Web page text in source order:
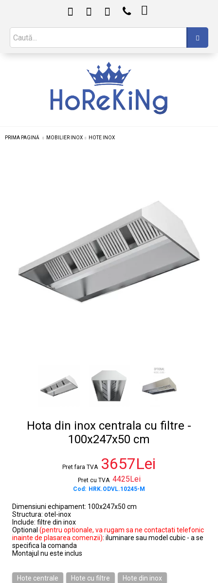

PRIMA PAGINĂ MOBILIER INOX HOTE INOX
Hota din inox centrala cu filtre -
100x247x50 cm
Pret fara TVA 3657Lei
Pret cu TVA 4425Lei
Cod: HRK.ODVL.10245-M
Dimensiuni echipament: 100x247x50 cm
Structura: otel-inox
Include: filtre din inox
Optional (pentru optionale, va rugam sa ne contactati telefonic
inainte de plasarea comenzii): iluminare sau model cubic - a se
specifica la comanda
Montajul nu este inclus
Hote centrale Hote cu filtre Hote din inox